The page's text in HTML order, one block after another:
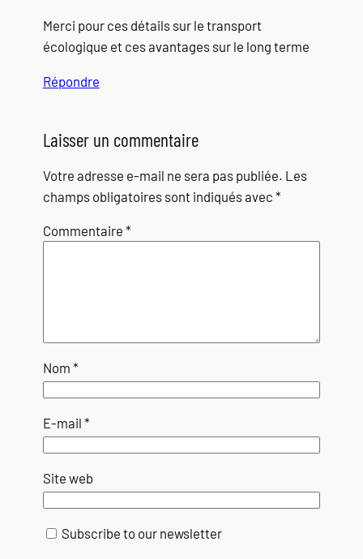
Merci pour ces détails sur le transport
écologique et ces avantages sur le long terme
Répondre
Laisser un commentaire
Votre adresse e-mail ne sera pas publiée. Les
champs obligatoires sont indiqués avec *
Commentaire *
Nom *
E-mail *
Site web
Subscribe to our newsletter